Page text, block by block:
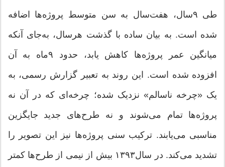
طی ۹سال، هفت‌سال به سن متوسط پروژه‌ها اضافه
شده است. به بیان ساده با گذشت هرسال، به‌جای آنکه
میانگین عمر پروژه‌ها کاهش یابد، حدود ۹ماه به آن
افزوده شده است. این روند به تعبیر گزارش رسمی، به
یک «چرخه ناسالم» نزدیک شده؛ چرخه‌ای که در آن نه
پروژه‌ها تمام می‌شوند و نه طرح‌های جدید جایگزین
مناسبی می‌یابند. ترکیب سنی پروژه‌ها نیز این تصویر را
تشدید می‌کند. در سال۱۳۹۳ بیش از نیمی از طرح‌ها کمتر